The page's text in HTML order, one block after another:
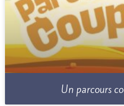
Un parcours